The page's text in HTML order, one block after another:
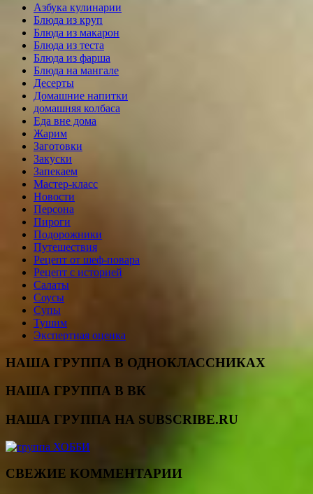
Азбука кулинарии
Блюда из круп
Блюда из макарон
Блюда из теста
Блюда из фарша
Блюда на мангале
Десерты
Домашние напитки
домашняя колбаса
Еда вне дома
Жарим
Заготовки
Закуски
Запекаем
Мастер-класс
Новости
Персона
Пироги
Подорожники
Путешествия
Рецепт от шеф-повара
Рецепт с историей
Салаты
Соусы
Супы
Тушим
Экспертная оценка
НАША ГРУППА В ОДНОКЛАССНИКАХ
НАША ГРУППА В ВК
НАША ГРУППА НА SUBSCRIBE.RU
СВЕЖИЕ КОММЕНТАРИИ